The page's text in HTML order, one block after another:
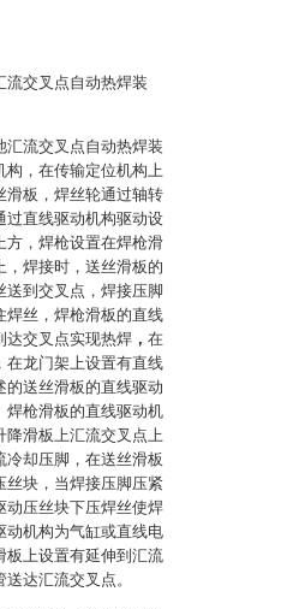
流交叉点自动热焊装
汇流交叉点自动热焊装
构，在传输定位机构上
滑板，焊丝轮通过轴转
过直线驱动机构驱动设
方，焊枪设置在焊枪滑
，焊接时，送丝滑板的
送到交叉点，焊接压脚
焊丝，焊枪滑板的直线
达交叉点实现热焊 ， 在
在龙门架上设置有直线
的送丝滑板的直线驱动
焊枪滑板的直线驱动机
降滑板上汇流交叉点上
冷却压脚，在送丝滑板
丝块，当焊接压脚压紧
动压丝块下压焊丝使焊
动机构为气缸或直线电
板上设置有延伸到汇流
达汇流交叉点。